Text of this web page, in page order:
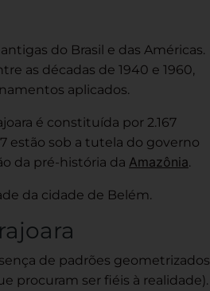
do Brasil e das Américas.
as décadas de 1940 e 1960,
aplicados.
é constituída por 2.167
estão sob a tutela do governo
da pré-história da Amazônia.
da cidade de Belém.
de padrões geometrizados
procuram ser fiéis à realidade).